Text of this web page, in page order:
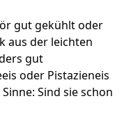
gut gekühlt oder
aus der leichten
gut
oder Pistazieneis
Sind sie schon